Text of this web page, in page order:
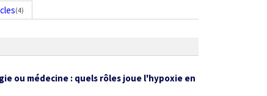
(4)
ou médecine : quels rôles joue l'hypoxie en